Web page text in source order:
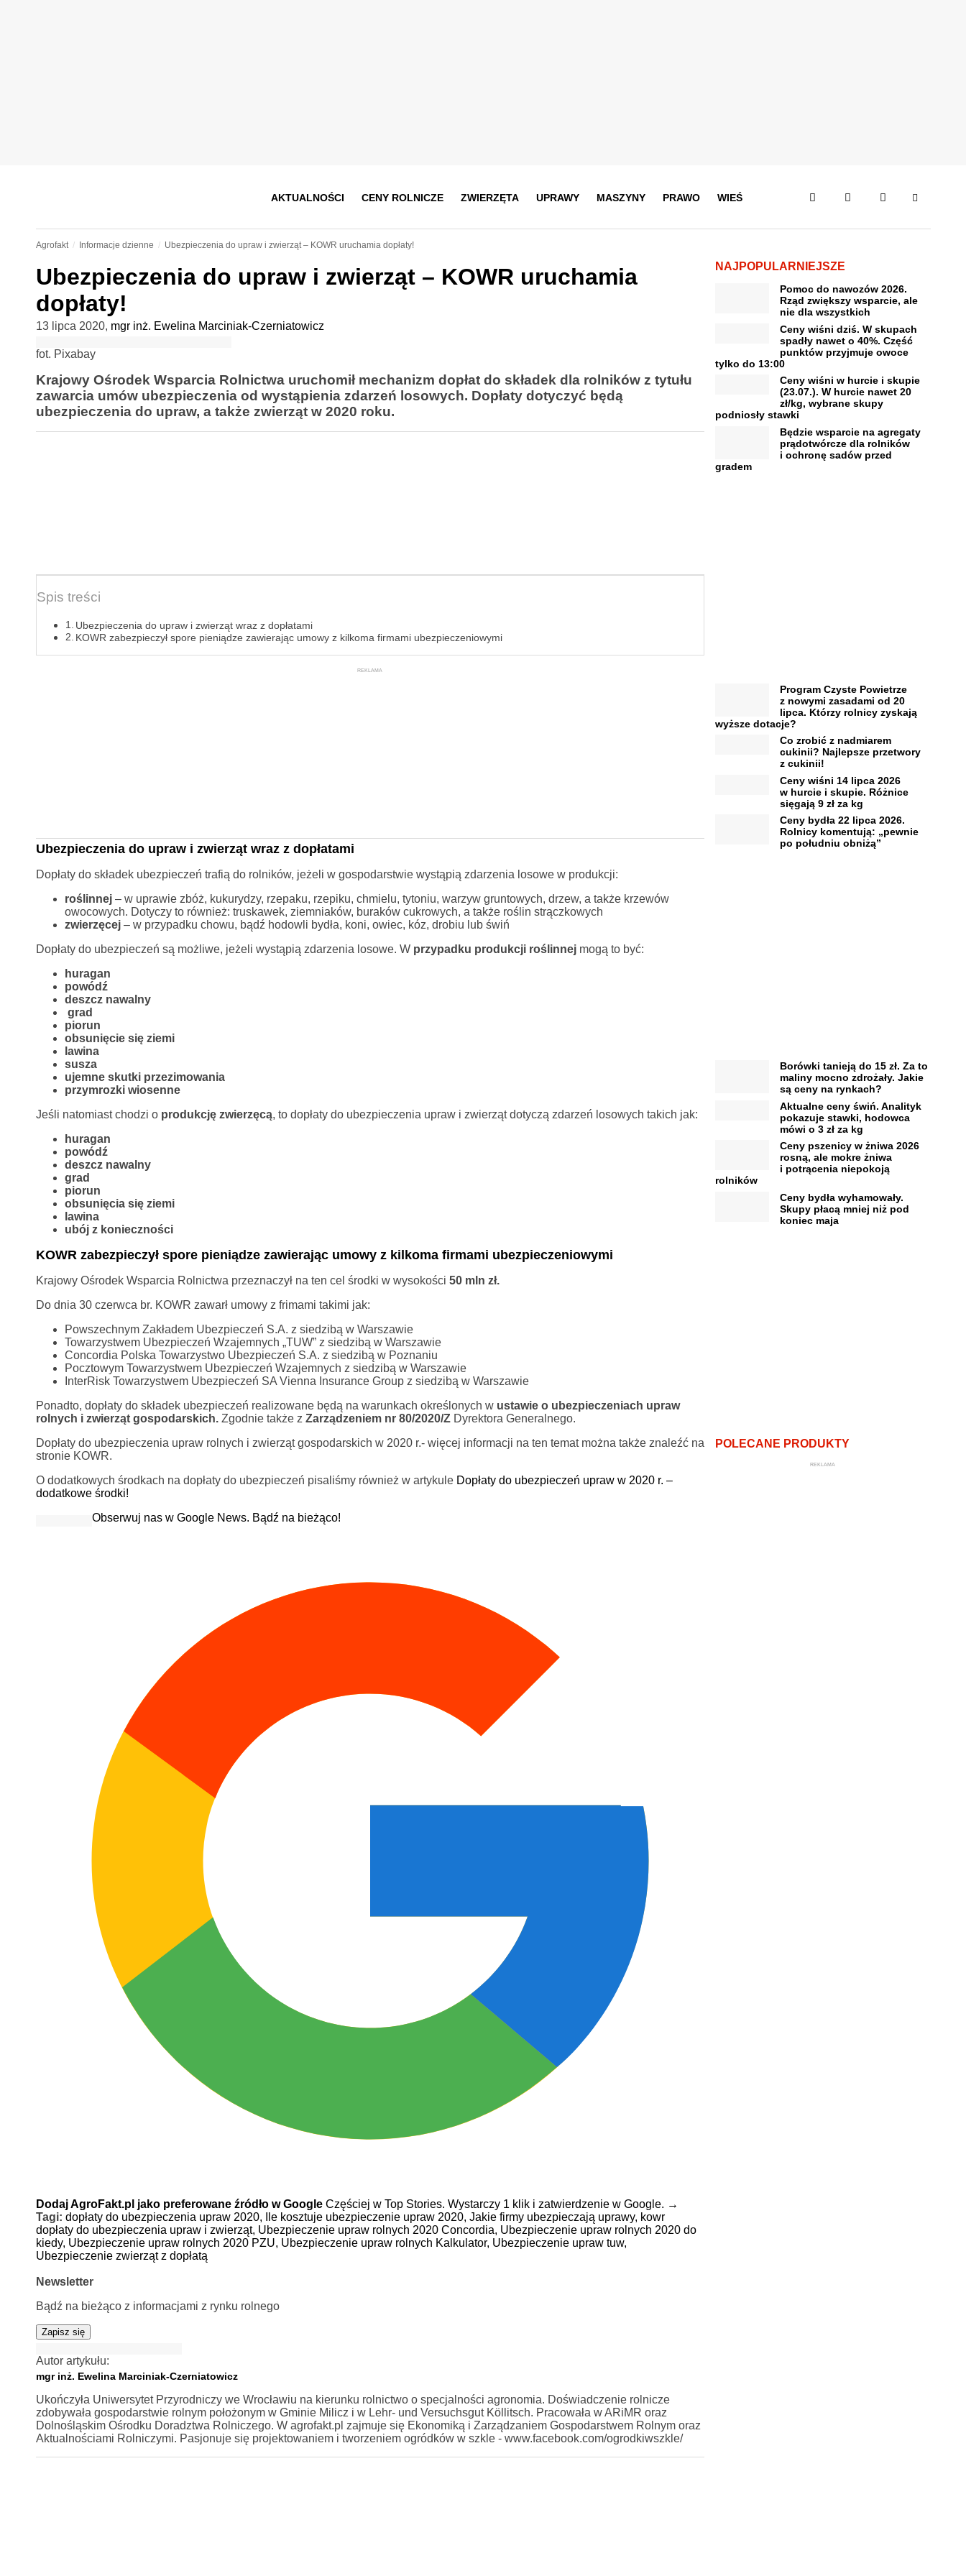
AKTUALNOŚCI CENY ROLNICZE ZWIERZĘTA UPRAWY MASZYNY PRAWO WIEŚ
Agrofakt Informacje dzienne Ubezpieczenia do upraw i zwierząt – KOWR uruchamia dopłaty!
Ubezpieczenia do upraw i zwierząt – KOWR uruchamia
dopłaty!
13 lipca 2020, mgr inż. Ewelina Marciniak-Czerniatowicz
fot. Pixabay
Krajowy Ośrodek Wsparcia Rolnictwa uruchomił mechanizm dopłat do składek dla rolników z tytułu
zawarcia umów ubezpieczenia od wystąpienia zdarzeń losowych. Dopłaty dotyczyć będą
ubezpieczenia do upraw, a także zwierząt w 2020 roku.
Spis treści
Ubezpieczenia do upraw i zwierząt wraz z dopłatami
KOWR zabezpieczył spore pieniądze zawierając umowy z kilkoma firmami ubezpieczeniowymi
REKLAMA
Ubezpieczenia do upraw i zwierząt wraz z dopłatami
Dopłaty do składek ubezpieczeń trafią do rolników, jeżeli w gospodarstwie wystąpią zdarzenia losowe w produkcji:
roślinnej– w uprawie zbóż, kukurydzy, rzepaku, rzepiku, chmielu, tytoniu, warzyw gruntowych, drzew, a także krzewów
owocowych. Dotyczy to również: truskawek, ziemniaków, buraków cukrowych, a także roślin strączkowych
zwierzęcej– w przypadku chowu, bądź hodowli bydła, koni, owiec, kóz, drobiu lub świń
Dopłaty do ubezpieczeń są możliwe, jeżeli wystąpią zdarzenia losowe. W przypadku produkcji roślinnejmogą to być:
huragan
powódź
deszcz nawalny
grad
piorun
obsunięcie się ziemi
lawina
susza
ujemne skutki przezimowania
przymrozki wiosenne
Jeśli natomiast chodzi o produkcję zwierzęcą, to dopłaty do ubezpieczenia upraw i zwierząt dotyczą zdarzeń losowych takich jak:
huragan
powódź
deszcz nawalny
grad
piorun
obsunięcia się ziemi
lawina
ubój z konieczności
KOWR zabezpieczył spore pieniądze zawierając umowy z kilkoma firmami ubezpieczeniowymi
Krajowy Ośrodek Wsparcia Rolnictwa przeznaczył na ten cel środki w wysokości 50 mln zł.
Do dnia 30 czerwca br. KOWR zawarł umowy z frimami takimi jak:
Powszechnym Zakładem Ubezpieczeń S.A. z siedzibą w Warszawie
Towarzystwem Ubezpieczeń Wzajemnych „TUW” z siedzibą w Warszawie
Concordia Polska Towarzystwo Ubezpieczeń S.A. z siedzibą w Poznaniu
Pocztowym Towarzystwem Ubezpieczeń Wzajemnych z siedzibą w Warszawie
InterRisk Towarzystwem Ubezpieczeń SA Vienna Insurance Group z siedzibą w Warszawie
Ponadto, dopłaty do składek ubezpieczeń realizowane będą na warunkach określonych w ustawie o ubezpieczeniach upraw
rolnych i zwierząt gospodarskich.Zgodnie także z Zarządzeniem nr 80/2020/ZDyrektora Generalnego.
Dopłaty do ubezpieczenia upraw rolnych i zwierząt gospodarskich w 2020 r.- więcej informacji na ten temat można także znaleźć na
stronie KOWR.
O dodatkowych środkach na dopłaty do ubezpieczeń pisaliśmy również w artykule Dopłaty do ubezpieczeń upraw w 2020 r. –
dodatkowe środki!
Obserwuj nas w Google News. Bądź na bieżąco!
Dodaj AgroFakt.pl jako preferowane źródło w Google Częściej w Top Stories. Wystarczy 1 klik i zatwierdzenie w Google. →
Tagi: dopłaty do ubezpieczenia upraw 2020, Ile kosztuje ubezpieczenie upraw 2020, Jakie firmy ubezpieczają uprawy, kowr
dopłaty do ubezpieczenia upraw i zwierząt, Ubezpieczenie upraw rolnych 2020 Concordia, Ubezpieczenie upraw rolnych 2020 do
kiedy, Ubezpieczenie upraw rolnych 2020 PZU, Ubezpieczenie upraw rolnych Kalkulator, Ubezpieczenie upraw tuw,
Ubezpieczenie zwierząt z dopłatą
Newsletter
Bądź na bieżąco z informacjami z rynku rolnego
Zapisz się
Autor artykułu:
mgr inż. Ewelina Marciniak-Czerniatowicz
Ukończyła Uniwersytet Przyrodniczy we Wrocławiu na kierunku rolnictwo o specjalności agronomia. Doświadczenie rolnicze
zdobywała gospodarstwie rolnym położonym w Gminie Milicz i w Lehr- und Versuchsgut Köllitsch. Pracowała w ARiMR oraz
Dolnośląskim Ośrodku Doradztwa Rolniczego. W agrofakt.pl zajmuje się Ekonomiką i Zarządzaniem Gospodarstwem Rolnym oraz
Aktualnościami Rolniczymi. Pasjonuje się projektowaniem i tworzeniem ogródków w szkle - www.facebook.com/ogrodkiwszkle/
NAJPOPULARNIEJSZE
Pomoc do nawozów 2026.
Rząd zwiększy wsparcie, ale
nie dla wszystkich
Ceny wiśni dziś. W skupach
spadły nawet o 40%. Część
punktów przyjmuje owoce
tylko do 13:00
Ceny wiśni w hurcie i skupie
(23.07.). W hurcie nawet 20
zł/kg, wybrane skupy
podniosły stawki
Będzie wsparcie na agregaty
prądotwórcze dla rolników
i ochronę sadów przed
gradem
Program Czyste Powietrze
z nowymi zasadami od 20
lipca. Którzy rolnicy zyskają
wyższe dotacje?
Co zrobić z nadmiarem
cukinii? Najlepsze przetwory
z cukinii!
Ceny wiśni 14 lipca 2026
w hurcie i skupie. Różnice
sięgają 9 zł za kg
Ceny bydła 22 lipca 2026.
Rolnicy komentują: „pewnie
po południu obniżą”
Borówki tanieją do 15 zł. Za to
maliny mocno zdrożały. Jakie
są ceny na rynkach?
Aktualne ceny świń. Analityk
pokazuje stawki, hodowca
mówi o 3 zł za kg
Ceny pszenicy w żniwa 2026
rosną, ale mokre żniwa
i potrącenia niepokoją
rolników
Ceny bydła wyhamowały.
Skupy płacą mniej niż pod
koniec maja
POLECANE PRODUKTY
REKLAMA